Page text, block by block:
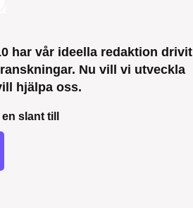
har vår ideella redaktion drivit
Nu vill vi utveckla
hjälpa oss.
slant till